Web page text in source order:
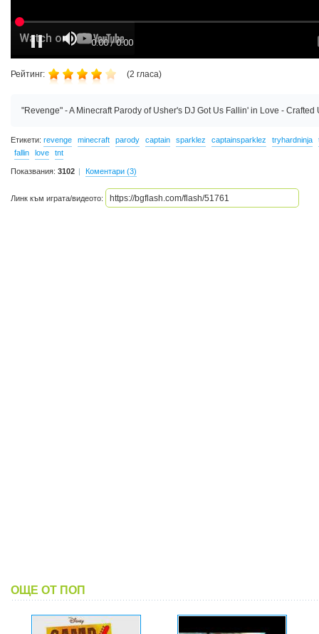
Рейтинг: (2 гласа)
"Revenge" - A Minecraft Parody of Usher's DJ Got Us Fallin' in Love - Crafted
Етикети: revenge minecraft parody captain sparklez captainsparklez tryhardninja
fallin
love tnt
Показвания: 3102 Коментари (3)
Линк към играта/видеото:
ОЩЕ ОТ ПОП